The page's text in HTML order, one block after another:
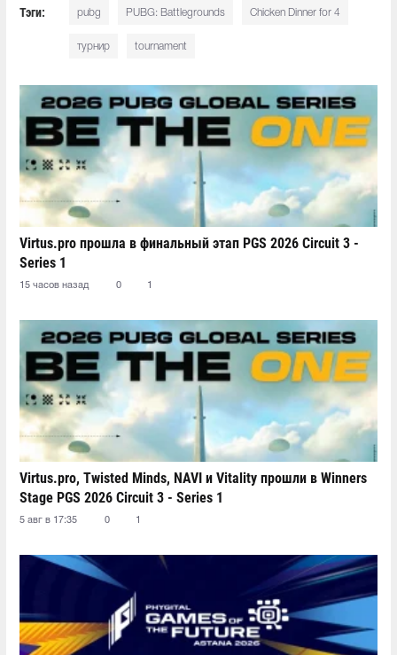
Тэги: pubg PUBG: Battlegrounds Chicken Dinner for 4
турнир tournament
Virtus.pro прошла в финальный этап PGS 2026 Circuit 3 -
Series 1
15 часов назад 0 1
Virtus.pro, Twisted Minds, NAVI и Vitality прошли в Winners
Stage PGS 2026 Circuit 3 - Series 1
5 авг в 17:35 0 1